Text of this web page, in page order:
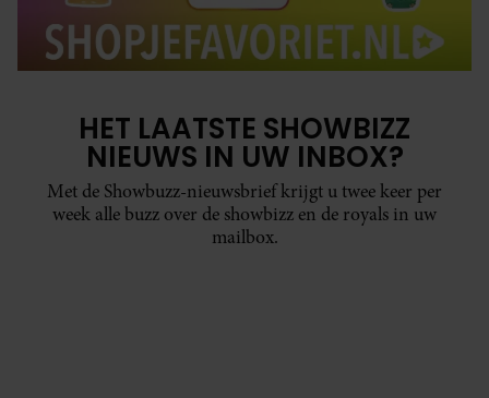
HET LAATSTE SHOWBIZZ
NIEUWS IN UW INBOX?
Met de Showbuzz-nieuwsbrief krijgt u twee keer per
week alle buzz over de showbizz en de royals in uw
mailbox.